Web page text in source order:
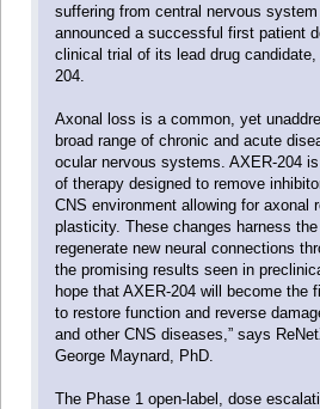
suffering from central nervous
announced a successful first patient
clinical trial of its lead drug
204.
Axonal loss is a common, yet
broad range of chronic and acute
ocular nervous systems. AXER-204
of therapy designed to remove
CNS environment allowing for axonal
plasticity. These changes harness
regenerate new neural connections
the promising results seen in
hope that AXER-204 will become the
to restore function and reverse
and other CNS diseases,” says
George Maynard, PhD.
The Phase 1 open-label, dose